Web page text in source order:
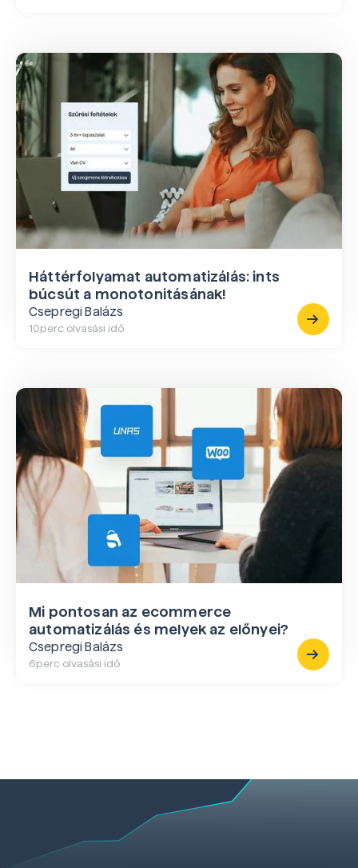
Háttérfolyamat automatizálás: ints
búcsút a monotonitásának!
Csepregi Balázs
10perc olvasási idő
Mi pontosan az ecommerce
automatizálás és melyek az előnyei?
Csepregi Balázs
6perc olvasási idő